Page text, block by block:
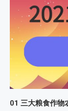
01 三大粮食作物